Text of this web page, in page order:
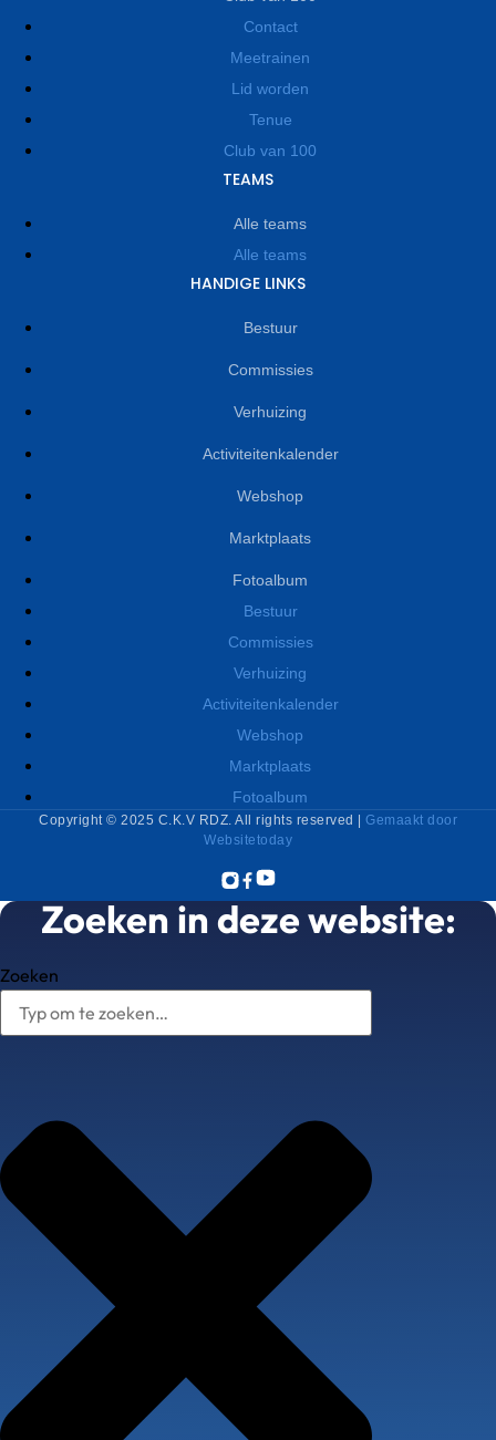
Contact
Meetrainen
Lid worden
Tenue
Club van 100
TEAMS
Alle teams
Alle teams
HANDIGE LINKS
Bestuur
Commissies
Verhuizing
Activiteitenkalender
Webshop
Marktplaats
Fotoalbum
Bestuur
Commissies
Verhuizing
Activiteitenkalender
Webshop
Marktplaats
Fotoalbum
Copyright © 2025 C.K.V RDZ. All rights reserved | Gemaakt door
Websitetoday
Zoeken in deze website:
Zoeken